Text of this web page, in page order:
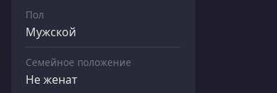
Пол
Мужской
Семейное положение
Не женат